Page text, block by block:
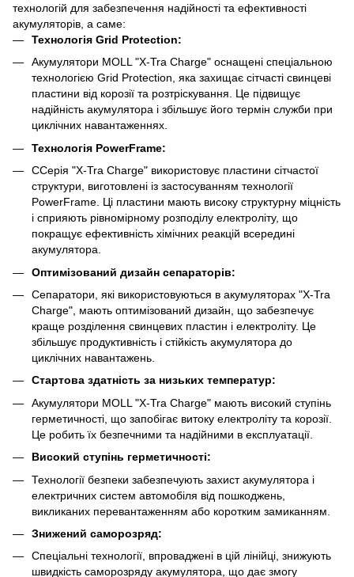
технологій для забезпечення надійності та ефективності
акумуляторів, а саме:
Технологія Grid Protection:
Акумулятори MOLL "X-Tra Charge" оснащені спеціальною
технологією Grid Protection, яка захищає сітчасті свинцеві
пластини від корозії та розтріскування. Це підвищує
надійність акумулятора і збільшує його термін служби при
циклічних навантаженнях.
Технологія PowerFrame:
CСерія "X-Tra Charge" використовує пластини сітчастої
структури, виготовлені із застосуванням технології
PowerFrame. Ці пластини мають високу структурну міцність
і сприяють рівномірному розподілу електроліту, що
покращує ефективність хімічних реакцій всередині
акумулятора.
Оптимізований дизайн сепараторів:
Сепаратори, які використовуються в акумуляторах "X-Tra
Charge", мають оптимізований дизайн, що забезпечує
краще розділення свинцевих пластин і електроліту. Це
збільшує продуктивність і стійкість акумулятора до
циклічних навантажень.
Стартова здатність за низьких температур:
Акумулятори MOLL "X-Tra Charge" мають високий ступінь
герметичності, що запобігає витоку електроліту та корозії.
Це робить їх безпечними та надійними в експлуатації.
Високий ступінь герметичності:
Технології безпеки забезпечують захист акумулятора і
електричних систем автомобіля від пошкоджень,
викликаних перевантаженням або коротким замиканням.
Знижений саморозряд:
Спеціальні технології, впроваджені в цій лінійці, знижують
швидкість саморозряду акумулятора, що дає змогу